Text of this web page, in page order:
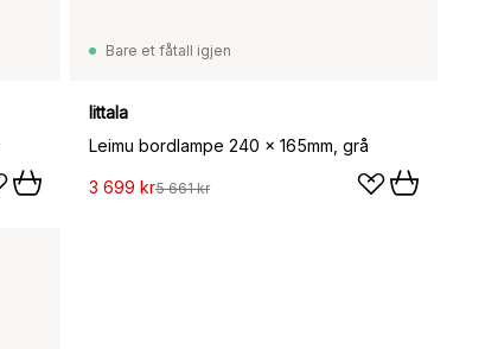
Bare et fåtall igjen
Iittala
Leimu bordlampe 240 x 165mm, grå
3 699 kr5 661 kr